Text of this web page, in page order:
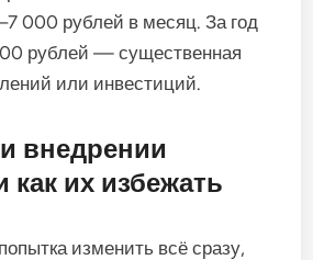
000 рублей в месяц. За год
рублей — существенная
или инвестиций.
внедрении
их избежать
изменить всё сразу,